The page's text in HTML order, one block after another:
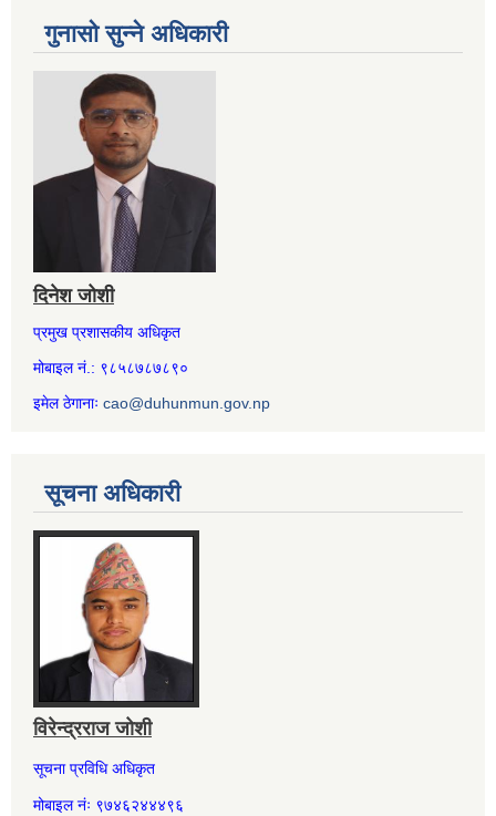
गुनासो सुन्ने अधिकारी
दिनेश जोशी
प्रमुख प्रशासकीय अधिकृत
मोबाइल नं.: ९८५८७८७८९०
इमेल ठेगानाः cao@duhunmun.gov.np
सूचना अधिकारी
विरेन्द्रराज जोशी
सूचना प्रविधि अधिकृत
मोबाइल नंः ९७४६२४४४९६